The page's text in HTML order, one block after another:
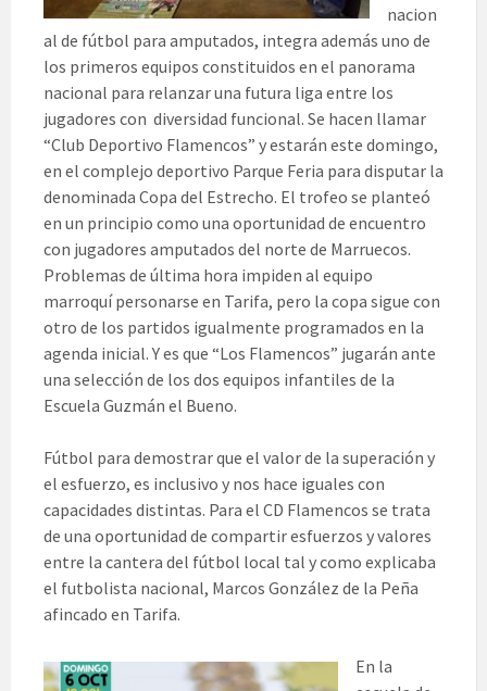
nacion
al de fútbol para amputados, integra además uno de
los primeros equipos constituidos en el panorama
nacional para relanzar una futura liga entre los
jugadores con diversidad funcional. Se hacen llamar
“Club Deportivo Flamencos” y estarán este domingo,
en el complejo deportivo Parque Feria para disputar la
denominada Copa del Estrecho. El trofeo se planteó
en un principio como una oportunidad de encuentro
con jugadores amputados del norte de Marruecos.
Problemas de última hora impiden al equipo
marroquí personarse en Tarifa, pero la copa sigue con
otro de los partidos igualmente programados en la
agenda inicial. Y es que “Los Flamencos” jugarán ante
una selección de los dos equipos infantiles de la
Escuela Guzmán el Bueno.
Fútbol para demostrar que el valor de la superación y
el esfuerzo, es inclusivo y nos hace iguales con
capacidades distintas. Para el CD Flamencos se trata
de una oportunidad de compartir esfuerzos y valores
entre la cantera del fútbol local tal y como explicaba
el futbolista nacional, Marcos González de la Peña
afincado en Tarifa.
En la